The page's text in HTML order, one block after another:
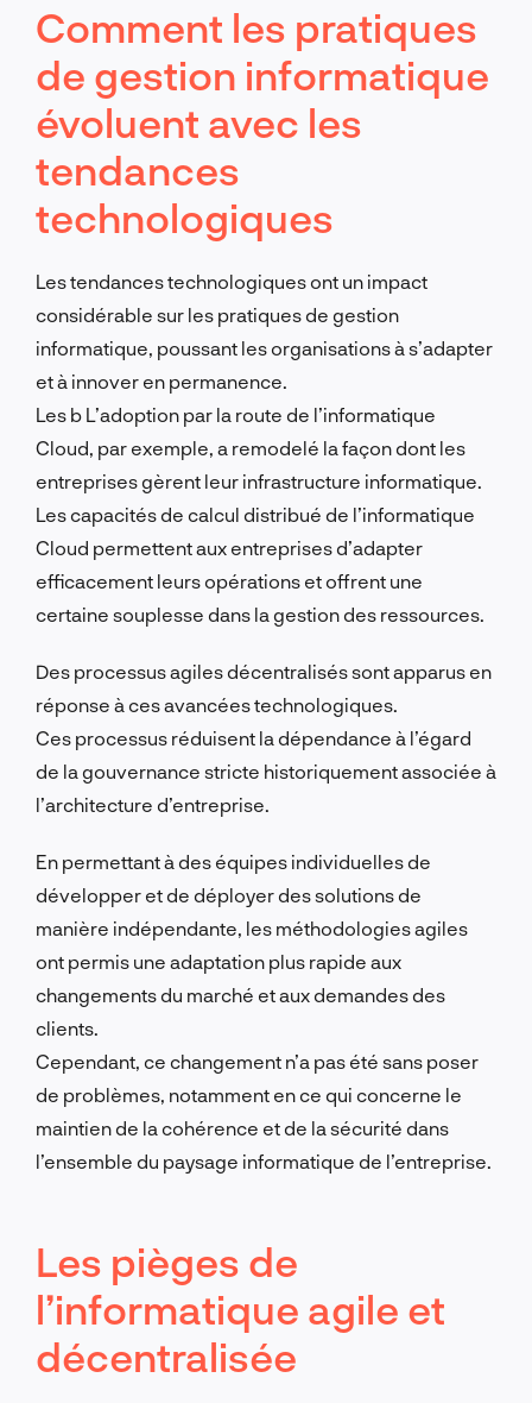
Comment les pratiques
de gestion informatique
évoluent avec les
tendances
technologiques
Les tendances technologiques ont un impact
considérable sur les pratiques de gestion
informatique, poussant les organisations à s’adapter
et à innover en permanence.
Les b L’adoption par la route de l’informatique
Cloud, par exemple, a remodelé la façon dont les
entreprises gèrent leur infrastructure informatique.
Les capacités de calcul distribué de l’informatique
Cloud permettent aux entreprises d’adapter
efficacement leurs opérations et offrent une
certaine souplesse dans la gestion des ressources.
Des processus agiles décentralisés sont apparus en
réponse à ces avancées technologiques.
Ces processus réduisent la dépendance à l’égard
de la gouvernance stricte historiquement associée à
l’architecture d’entreprise.
En permettant à des équipes individuelles de
développer et de déployer des solutions de
manière indépendante, les méthodologies agiles
ont permis une adaptation plus rapide aux
changements du marché et aux demandes des
clients.
Cependant, ce changement n’a pas été sans poser
de problèmes, notamment en ce qui concerne le
maintien de la cohérence et de la sécurité dans
l’ensemble du paysage informatique de l’entreprise.
Les pièges de
l’informatique agile et
décentralisée